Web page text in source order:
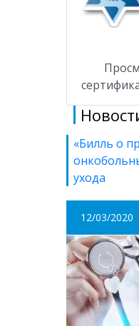
«Билль о
ухода
12/03/2020